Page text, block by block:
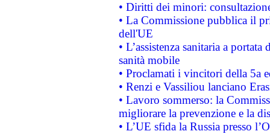
• Diritti dei minori:
• La Commissione pubblica il
dell'UE
• L’assistenza sanitaria a
sanità mobile
• Proclamati i vincitori della 5a
• Renzi e Vassiliou lanciano
• Lavoro sommerso: la
migliorare la prevenzione e la
• L’UE sfida la Russia presso